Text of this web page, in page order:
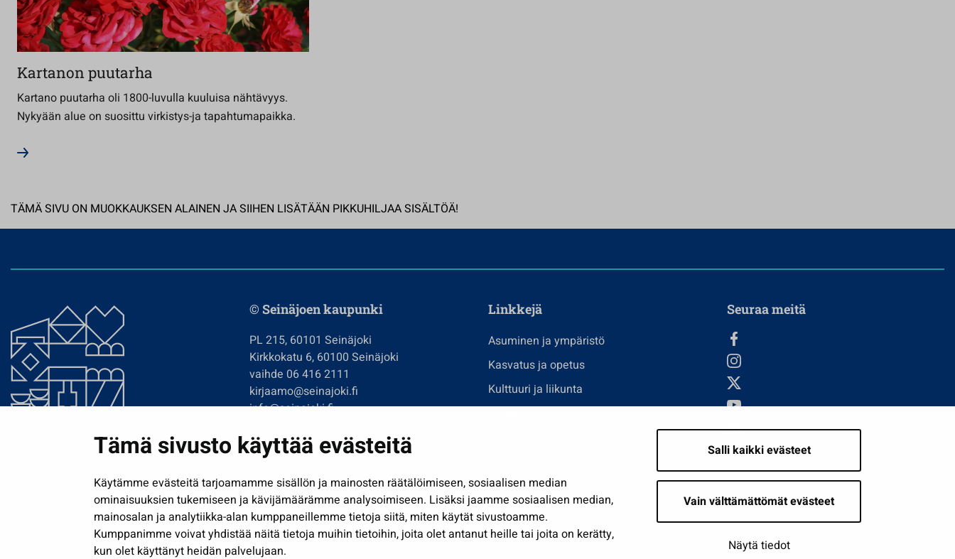
Tämä sivusto käyttää evästeitä
Käytämme evästeitä tarjoamamme sisällön ja mainosten räätälöimiseen, sosiaalisen median
ominaisuuksien tukemiseen ja kävijämäärämme analysoimiseen. Lisäksi jaamme sosiaalisen median,
mainosalan ja analytiikka-alan kumppaneillemme tietoja siitä, miten käytät sivustoamme.
Kumppanimme voivat yhdistää näitä tietoja muihin tietoihin, joita olet antanut heille tai joita on kerätty,
kun olet käyttänyt heidän palvelujaan.
Salli kaikki evästeet
Vain välttämättömät evästeet
Näytä tiedot
Kartanon puutarha
Kartano puutarha oli 1800-luvulla kuuluisa nähtävyys.
Nykyään alue on suosittu virkistys-ja tapahtumapaikka.
TÄMÄ SIVU ON MUOKKAUKSEN ALAINEN JA SIIHEN LISÄTÄÄN PIKKUHILJAA SISÄLTÖÄ!
© Seinäjoen kaupunki
PL 215, 60101 Seinäjoki
Kirkkokatu 6, 60100 Seinäjoki
vaihde 06 416 2111
kirjaamo@seinajoki.fi
info@seinajoki.fi
Tilaa uutiskirje
Linkkejä
Asuminen ja ympäristö
Kasvatus ja opetus
Kulttuuri ja liikunta
Näytä omat evästeasetukseni
Seuraa meitä